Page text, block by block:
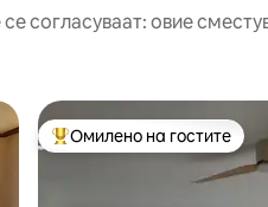
се согласуваат: овие
Меѓу најуспешните
Омилено на гостите